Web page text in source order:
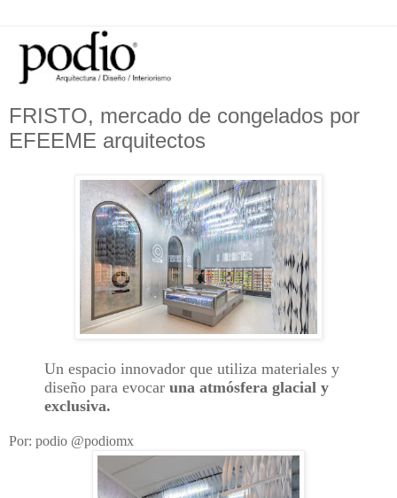
FRISTO, mercado de congelados por
EFEEME arquitectos
Un espacio innovador que utiliza materiales y
diseño para evocar una atmósfera glacial y
exclusiva.
Por: podio @podiomx